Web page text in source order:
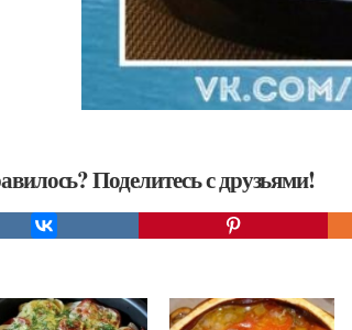
Поделитесь с друзьями!